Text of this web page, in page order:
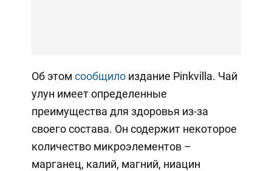
Об этом сообщилоиздание Pinkvilla. Чай
улун имеет определенные
преимущества для здоровья из-за
своего состава. Он содержит некоторое
количество микроэлементов –
марганец, калий, магний, ниацин